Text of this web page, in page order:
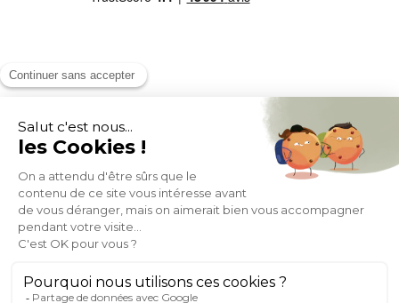
MOYENS DE PAIEMENT